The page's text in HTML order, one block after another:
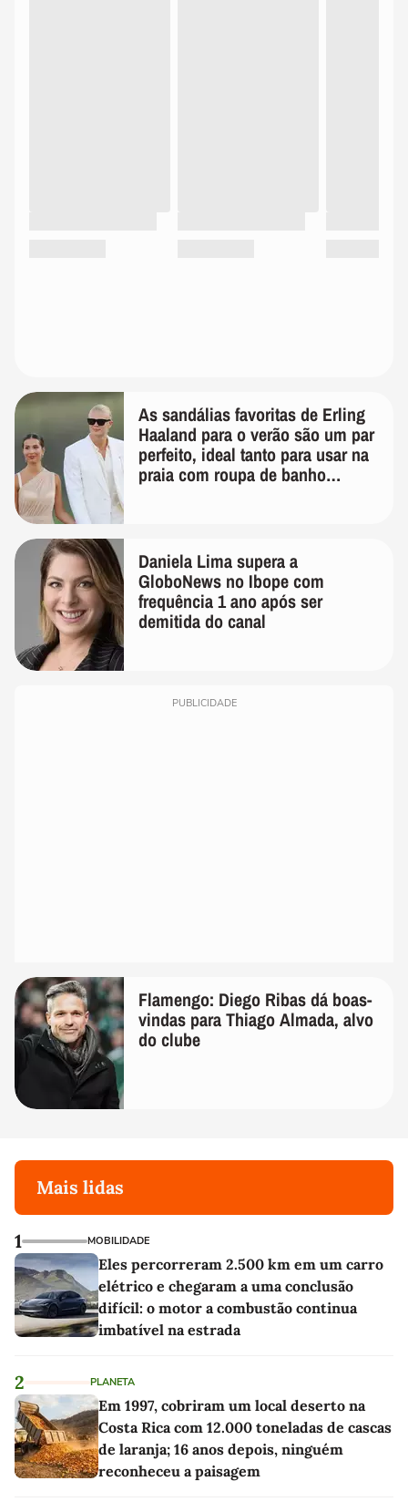
As sandálias favoritas de Erling
Haaland para o verão são um par
perfeito, ideal tanto para usar na
praia com roupa de banho
Daniela Lima supera a
GloboNews no Ibope com
frequência 1 ano após ser
demitida do canal
PUBLICIDADE
Flamengo: Diego Ribas dá boas-
vindas para Thiago Almada, alvo
do clube
Mais lidas
1 MOBILIDADE
Eles percorreram 2.500 km em um carro
elétrico e chegaram a uma conclusão
difícil: o motor a combustão continua
imbatível na estrada
2 PLANETA
Em 1997, cobriram um local deserto na
Costa Rica com 12.000 toneladas de cascas
de laranja; 16 anos depois, ninguém
reconheceu a paisagem